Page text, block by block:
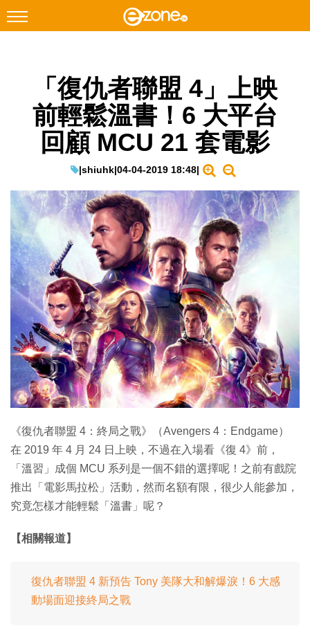
Facebook Instagram
科技焦點
網絡生活
教學評測
EduTech
IT Times
生成式AI與雲端應用
Enterprise Digital Transformation
特集
「復仇者聯盟 4」上映
前輕鬆溫書！6 大平台
回顧 MCU 21 套電影
|shiuhk|04-04-2019 18:48|
《復仇者聯盟 4：終局之戰》（Avengers 4：Endgame）
在 2019 年 4 月 24 日上映，不過在入場看《復 4》前，
「溫習」成個 MCU 系列是一個不錯的選擇呢！之前有戲院
推出「電影馬拉松」活動，然而名額有限，很少人能參加，
究竟怎樣才能輕鬆「溫書」呢？
【相關報道】
復仇者聯盟 4 新預告 Tony 美隊大和解爆淚！6 大感
動場面迎接終局之戰